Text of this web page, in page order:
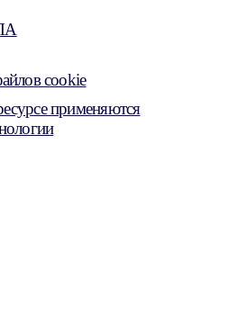
cookie
применяются